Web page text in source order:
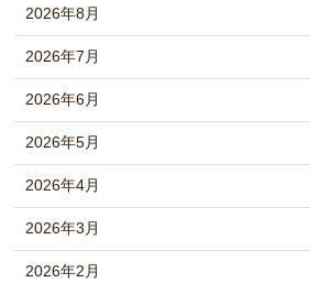
2026年8月
2026年7月
2026年6月
2026年5月
2026年4月
2026年3月
2026年2月